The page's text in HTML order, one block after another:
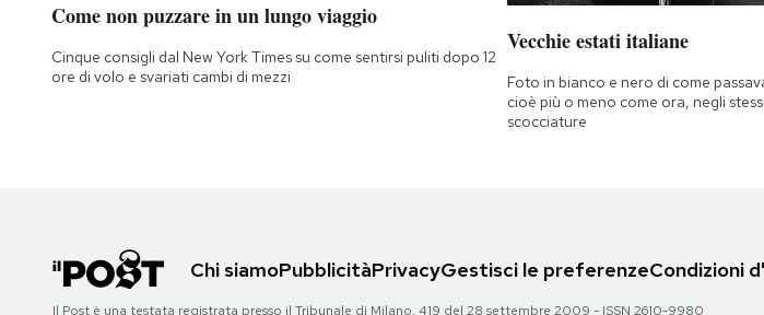
Come non puzzare in un lungo viaggio
Cinque consigli dal New York Times su come sentirsi puliti dopo 12
ore di volo e svariati cambi di mezzi
Vecchie estati italiane
Foto in bianco e nero di come
cioè più o meno come ora, negli
scocciature
Chi siamoPubblicitàPrivacyGestisci le preferenzeCondizioni
Il Post è una testata registrata presso il Tribunale di Milano, 419 del 28 settembre 2009 - ISSN 2610-9980